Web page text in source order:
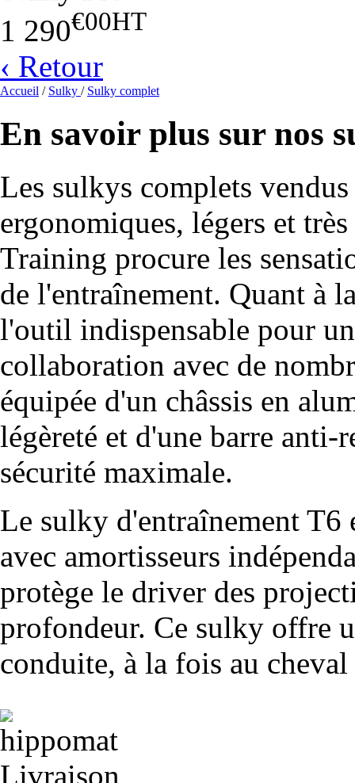
1 290€00HT
‹ Retour
Accueil / Sulky / Sulky complet
En savoir plus sur nos
Les sulkys complets
ergonomiques, légers et
Training procure les
de l'entraînement. Quant à
l'outil indispensable pour
collaboration avec de
équipée d'un châssis en
légèreté et d'une barre
sécurité maximale.
Le sulky d'entraînement T6
avec amortisseurs
protège le driver des
profondeur. Ce sulky offre
conduite, à la fois au